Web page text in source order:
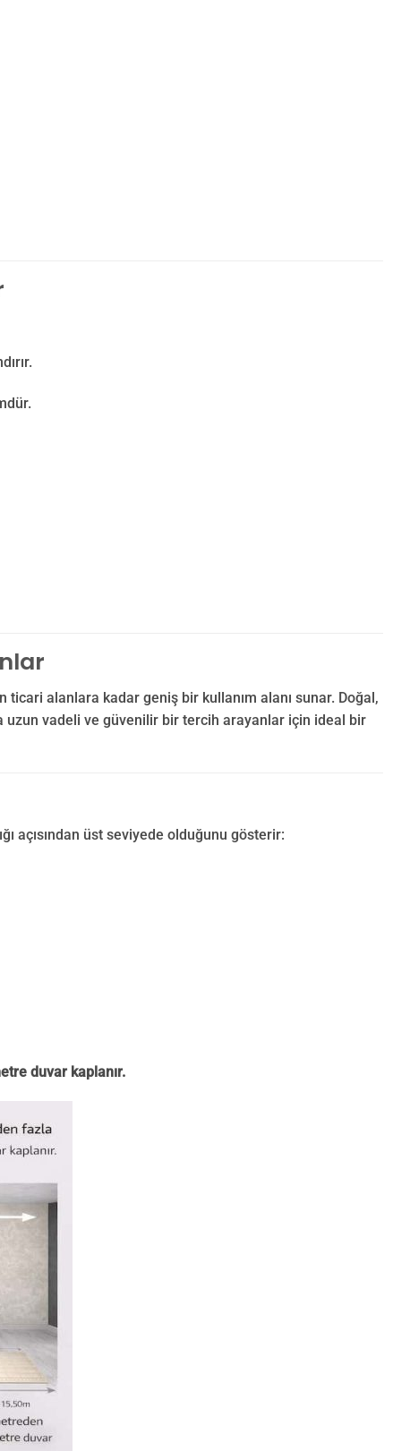
ticari alanlara kadar geniş bir kullanım alanı sunar. Doğal,
uzun vadeli ve güvenilir bir tercih arayanlar için ideal bir
açısından üst seviyede olduğunu gösterir:
duvar kaplanır.